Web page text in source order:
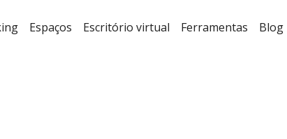
Espaços Escritório virtual Ferramentas Blog